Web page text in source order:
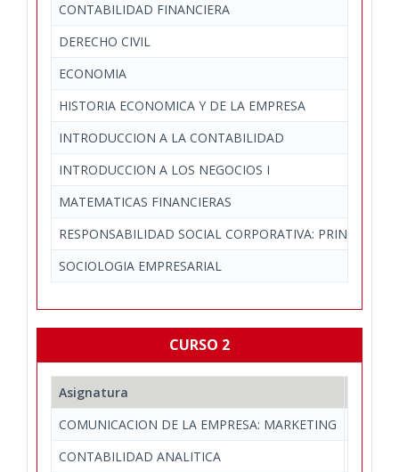
CONTABILIDAD FINANCIERA
DERECHO CIVIL
ECONOMIA
HISTORIA ECONOMICA Y DE LA EMPRESA
INTRODUCCION A LA CONTABILIDAD
INTRODUCCION A LOS NEGOCIOS I
MATEMATICAS FINANCIERAS
RESPONSABILIDAD SOCIAL CORPORATIVA: PRINCIPIOS
SOCIOLOGIA EMPRESARIAL
CURSO 2
Asignatura
COMUNICACION DE LA EMPRESA: MARKETING
CONTABILIDAD ANALITICA